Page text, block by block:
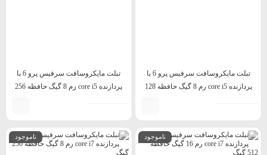
تبلت مایکروسافت سرفیس پرو 6 با
پردازنده core i5 رم 8 گیگ حافظه 128
تبلت مایکروسافت سرفیس پرو 6 با
پردازنده core i5 رم 8 گیگ حافظه 256
ناموجود ناموجود